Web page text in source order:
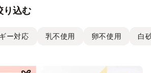
り込む
ー対応 乳不使用 卵不使用 白